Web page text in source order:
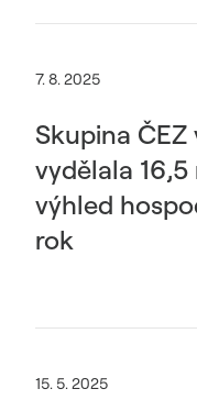
7. 8. 2025
Skupina
vydělala
výhled
rok
15. 5. 2025